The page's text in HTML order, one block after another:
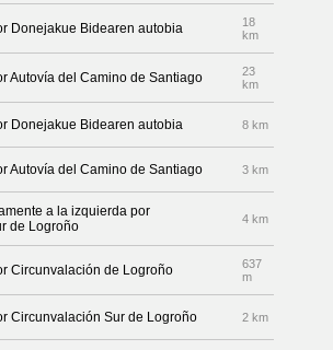
Donejakue Bidearen autobia
18
km
Autovía del Camino de Santiago
23
km
Donejakue Bidearen autobia 8 km
Autovía del Camino de Santiago 3 km
a la izquierda por
de Logroño
4 km
Circunvalación de Logroño
637
m
Circunvalación Sur de Logroño 2 km